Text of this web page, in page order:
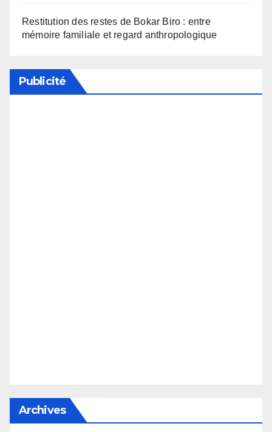
Restitution des restes de Bokar Biro : entre
mémoire familiale et regard anthropologique
Publicité
Archives